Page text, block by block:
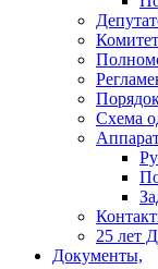
Схема
25 лет
Документы,